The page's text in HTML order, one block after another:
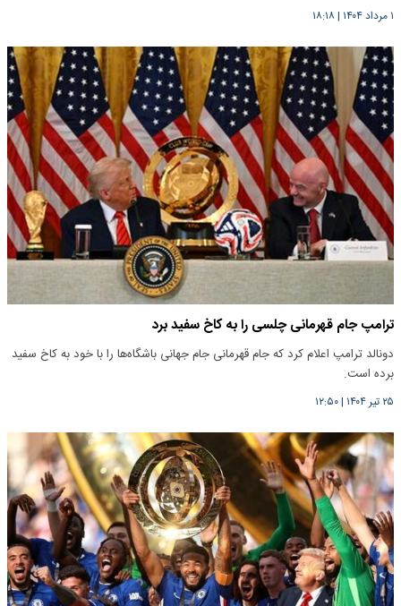
۱ مرداد ۱۴۰۴ |۱۸:۱۸
ترامپ جام قهرمانی چلسی را به کاخ سفید برد
دونالد ترامپ اعلام کرد که جام قهرمانی جام جهانی باشگاه‌ها را با خود به کاخ سفید
برده است.
۲۵ تیر ۱۴۰۴ |۱۲:۵۰